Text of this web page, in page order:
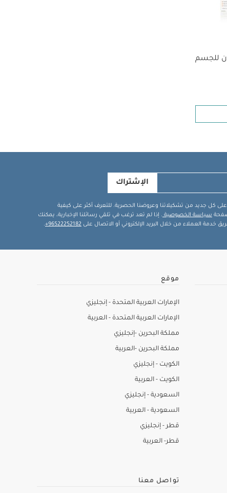
للجسم
الإشتراك
على كل جديد من تشكيلاتنا وعروضنا الحصرية. للتعرف أكثر على كيفية
صفحة سياسة الخصوصية . إذا لم تعد ترغب في تلقي رسائلنا الإخبارية، يمكنك
خدمة العملاء من خلال البريد الإلكتروني أو الاتصال على 96522252182+
.
موقع
الإمارات العربية المتحدة - إنجليزي
الإمارات العربية المتحدة - العربية
مملكة البحرين -إنجليزي
مملكة البحرين -العربية
الكويت - إنجليزي
الكويت - العربية
السعودية - إنجليزي
السعودية - العربية
قطر - إنجليزي
قطر- العربية
تواصل معنا